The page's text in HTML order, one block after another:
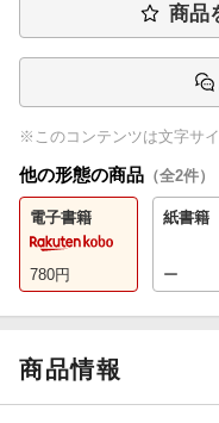
商品
※このコンテンツは文字サ
他の形態の商品 （全2件）
電子書籍
780円
紙書籍
ー
商品情報